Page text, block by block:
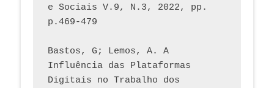
e Sociais V.9, N.3, 2022, pp.
p.469-479
Bastos, G; Lemos, A. A
Influência das Plataformas
Digitais no Trabalho dos